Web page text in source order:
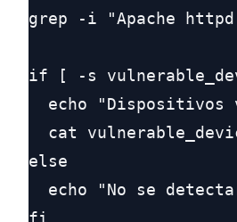
grep -i "Apache httpd
if [ -s
echo "Dispositivos
cat
else
echo "No se